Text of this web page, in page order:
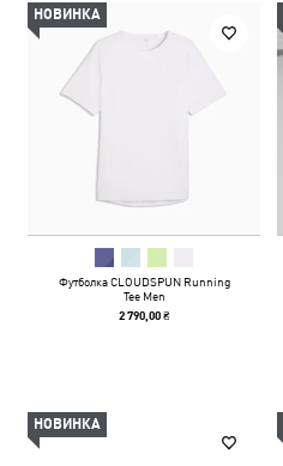
НОВИНКА
Футболка CLOUDSPUN Running
Tee Men
2 790,00 ₴
НОВИНКА